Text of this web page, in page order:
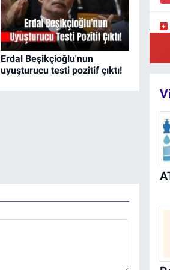
Erdal Beşikçioğlu'nun
uyuşturucu testi pozitif çıktı!